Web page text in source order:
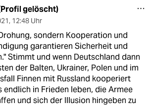
gelöscht)
, 12:48 Uhr
sondern Kooperation und
garantieren Sicherheit und
Stimmt und wenn Deutschland dann
der Balten, Ukrainer, Polen und im
Finnen mit Russland kooperiert
endlich in Frieden leben, die Armee
und sich der Illusion hingeben zu